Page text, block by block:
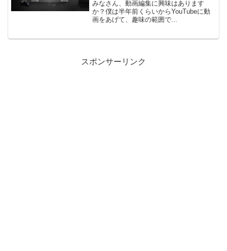
みなさん、動画編集に興味はあります
か？僕は半年前くらいからYouTubeに動
画をあげて、趣味の範囲で...
スポンサーリンク